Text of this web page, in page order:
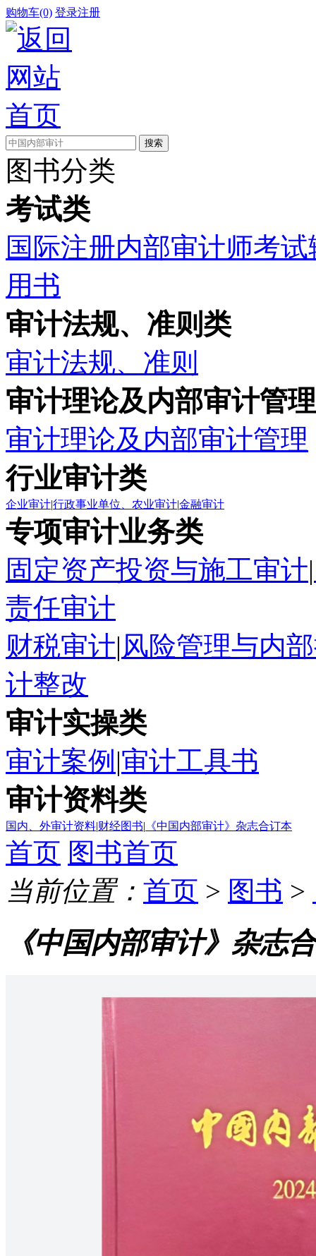
购物车(0) 登录注册
图书分类
考试类
国际注册内部审计师考
用书
审计法规、准则类
审计法规、准则
审计理论及内部审计管
审计理论及内部审计管理
行业审计类
企业审计|行政事业单位、农业审计|金融审计
专项审计业务类
固定资产投资与施工审计|
责任审计
财税审计|风险管理与内
计整改
审计实操类
审计案例 |审计工具书
审计资料类
国内、外审计资料|财经图书| 《中国内部审计》杂志合订本
首页 图书首页
当前位置： 首页 > 图书 >
《中国内部审计》杂志